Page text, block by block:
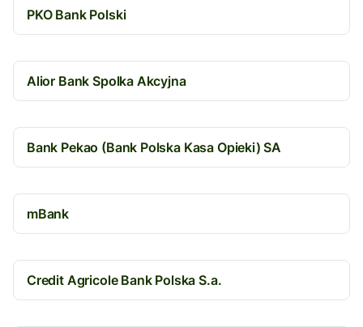
PKO Bank Polski
Alior Bank Spolka Akcyjna
Bank Pekao (Bank Polska Kasa Opieki) SA
mBank
Credit Agricole Bank Polska S.a.